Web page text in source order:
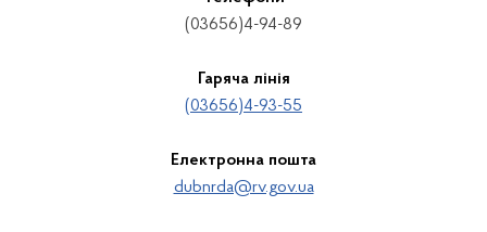
(03656)4-94-89
Гаряча лінія
(03656)4-93-55
Електронна пошта
dubnrda@rv.gov.ua